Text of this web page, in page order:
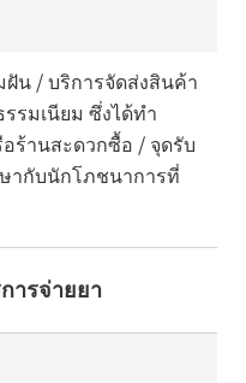
น / บริการจัดส่งสินค้า
รมเนียม ซึ่งได้ทำ
ร้านสะดวกซื้อ / จุดรับ
ากับนักโภชนาการที่
ารจ่ายยา